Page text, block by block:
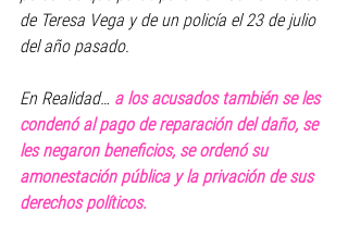
de Teresa Vega y de un policía el 23 de julio
del año pasado.
En Realidad… a los acusados también se les
condenó al pago de reparación del daño, se
les negaron beneficios, se ordenó su
amonestación pública y la privación de sus
derechos políticos.